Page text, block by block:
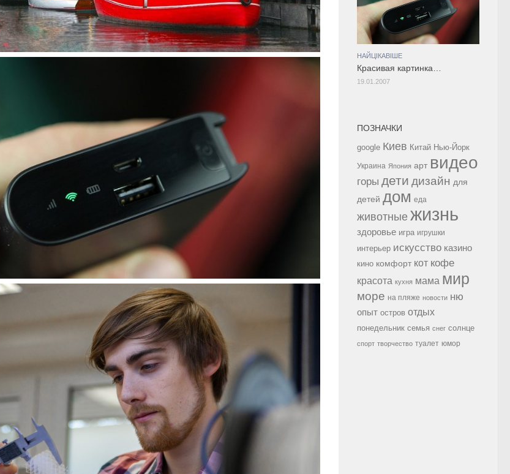
НАЙЦІКАВІШЕ
Красивая картинка…
19.01.2007
ПОЗНАЧКИ
google Киев Китай Нью-Йорк
Украина Япония арт видео
горы дети дизайн для
детей дом еда
животные жизнь
здоровье игра игрушки
интерьер искусство казино
кино комфорт кот кофе
красота кухня мама мир
море на пляже новости ню
опыт остров отдых
понедельник семья снег солнце
спорт творчество туалет юмор